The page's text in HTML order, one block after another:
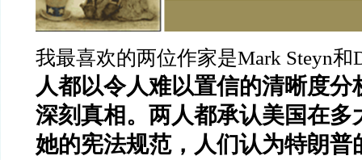
我最喜欢的两位作家是Mark Steyn和
人都以令人难以置信的清晰度分
深刻真相。两人都承认美国在多
她的宪法规范，人们认为特朗普